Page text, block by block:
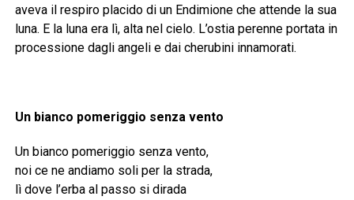
aveva il respiro placido di un Endimione che attende la sua
luna. E la luna era lì, alta nel cielo. L’ostia perenne portata in
processione dagli angeli e dai cherubini innamorati.
Un bianco pomeriggio senza vento
Un bianco pomeriggio senza vento,
noi ce ne andiamo soli per la strada,
lì dove l’erba al passo si dirada